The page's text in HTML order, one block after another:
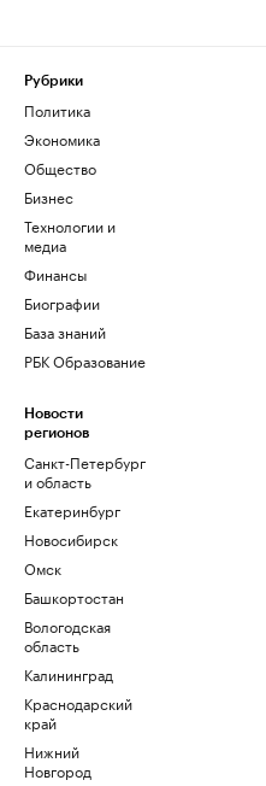
Рубрики
Политика
Экономика
Общество
Бизнес
Технологии и
медиа
Финансы
Биографии
База знаний
РБК Образование
Новости
регионов
Санкт-Петербург
и область
Екатеринбург
Новосибирск
Омск
Башкортостан
Вологодская
область
Калининград
Краснодарский
край
Нижний
Новгород